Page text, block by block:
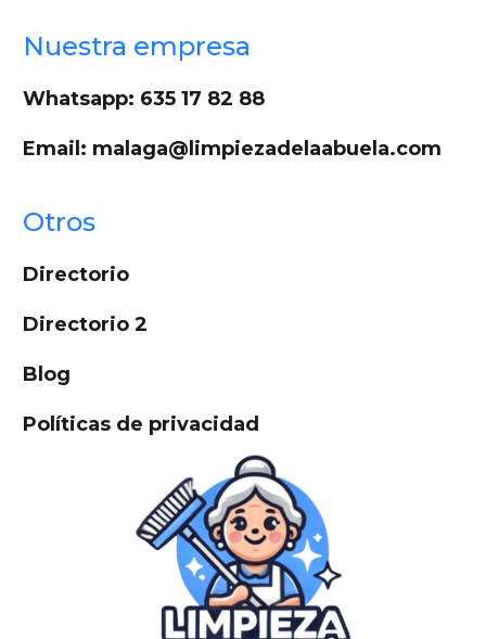
Nuestra empresa
Whatsapp: 635 17 82 88
Email: malaga@limpiezadelaabuela.com
Otros
Directorio
Directorio 2
Blog
Políticas de privacidad